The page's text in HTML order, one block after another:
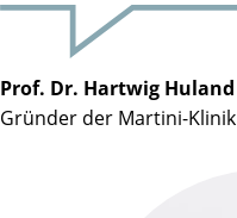
Prof. Dr. Hartwig Huland
Gründer der Martini-Klinik